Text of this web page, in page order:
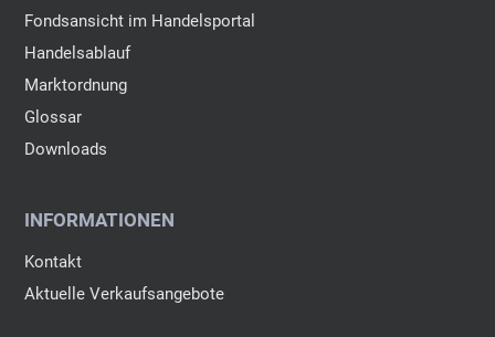
Fondsansicht im Handelsportal
Handelsablauf
Marktordnung
Glossar
Downloads
INFORMATIONEN
Kontakt
Aktuelle Verkaufsangebote